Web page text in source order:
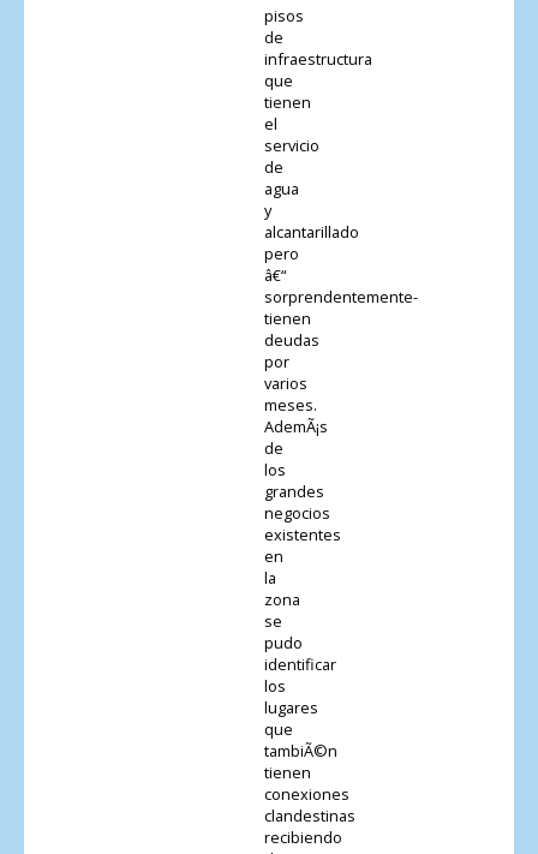
pisos
de
infraestructura
que
tienen
el
servicio
de
agua
y
alcantarillado
pero
â€“
sorprendentemente-
tienen
deudas
por
varios
meses.
AdemÃ¡s
de
los
grandes
negocios
existentes
en
la
zona
se
pudo
identificar
los
lugares
que
tambiÃ©n
tienen
conexiones
clandestinas
recibiendo